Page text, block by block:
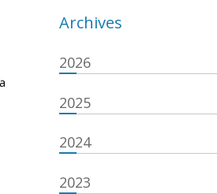
Archives
2026
2025
2024
2023